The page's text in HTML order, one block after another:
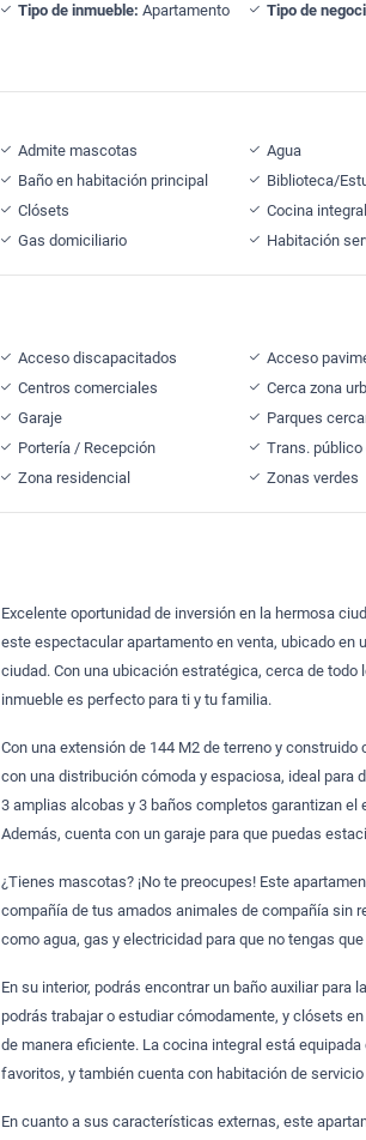
Tipo de inmueble: Apartamento Tipo de
Admite mascotas Agua
Baño en habitación principal
Biblioteca/
Clósets
Cocina integral
Gas domiciliario
Habitación
Acceso discapacitados Acceso
Centros comerciales
Cerca zona
Garaje
Parques
Portería / Recepción
Trans.
Zona residencial
Zonas verdes
Excelente oportunidad de inversión en la hermosa
este espectacular apartamento en venta, ubicado en
ciudad. Con una ubicación estratégica, cerca de
inmueble es perfecto para ti y tu familia.
Con una extensión de 144 M2 de terreno y
con una distribución cómoda y espaciosa, ideal para
3 amplias alcobas y 3 baños completos garantizan
Además, cuenta con un garaje para que puedas
¿Tienes mascotas? ¡No te preocupes! Este
compañía de tus amados animales de compañía sin
como agua, gas y electricidad para que no tengas
En su interior, podrás encontrar un baño auxiliar
podrás trabajar o estudiar cómodamente, y clósets
de manera eficiente. La cocina integral está
favoritos, y también cuenta con habitación de
En cuanto a sus características externas, este